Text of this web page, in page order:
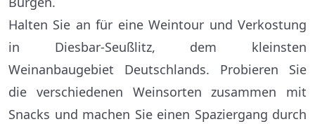
Halten Sie an für eine Weintour und Verkostung
in Diesbar-Seußlitz, dem kleinsten
Weinanbaugebiet Deutschlands. Probieren Sie
die verschiedenen Weinsorten zusammen mit
Snacks und machen Sie einen Spaziergang durch